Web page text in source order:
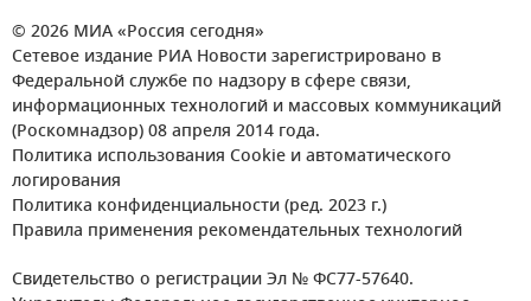
© 2026 МИА «Россия сегодня»
Сетевое издание РИА Новости зарегистрировано в
Федеральной службе по надзору в сфере связи,
информационных технологий и массовых коммуникаций
(Роскомнадзор) 08 апреля 2014 года.
Политика использования Cookie и автоматического
логирования
Политика конфиденциальности (ред. 2023 г.)
Правила применения рекомендательных технологий
Свидетельство о регистрации Эл № ФС77-57640.